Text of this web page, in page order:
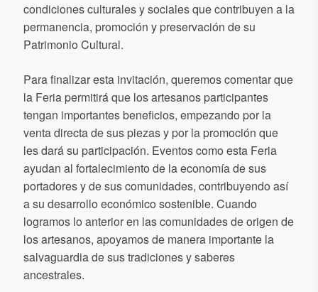
condiciones culturales y sociales que contribuyen a la
permanencia, promoción y preservación de su
Patrimonio Cultural.
Para finalizar esta invitación, queremos comentar que
la Feria permitirá que los artesanos participantes
tengan importantes beneficios, empezando por la
venta directa de sus piezas y por la promoción que
les dará su participación. Eventos como esta Feria
ayudan al fortalecimiento de la economía de sus
portadores y de sus comunidades, contribuyendo así
a su desarrollo económico sostenible. Cuando
logramos lo anterior en las comunidades de origen de
los artesanos, apoyamos de manera importante la
salvaguardia de sus tradiciones y saberes
ancestrales.